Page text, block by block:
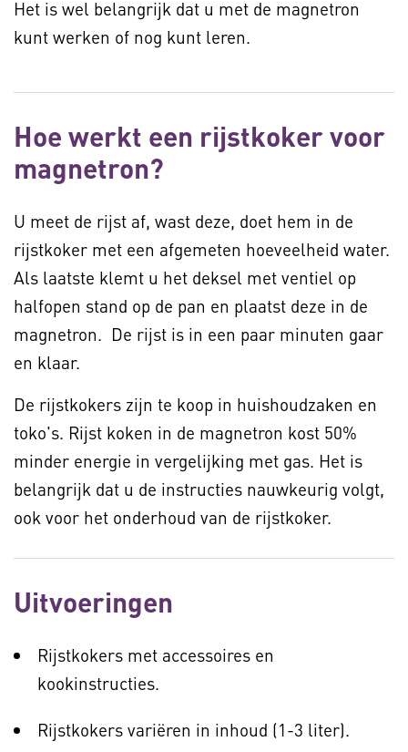
Het is wel belangrijk dat u met de magnetron
kunt werken of nog kunt leren.
Hoe werkt een rijstkoker voor
magnetron?
U meet de rijst af, wast deze, doet hem in de
rijstkoker met een afgemeten hoeveelheid water.
Als laatste klemt u het deksel met ventiel op
halfopen stand op de pan en plaatst deze in de
magnetron. De rijst is in een paar minuten gaar
en klaar.
De rijstkokers zijn te koop in huishoudzaken en
toko's. Rijst koken in de magnetron kost 50%
minder energie in vergelijking met gas. Het is
belangrijk dat u de instructies nauwkeurig volgt,
ook voor het onderhoud van de rijstkoker.
Uitvoeringen
Rijstkokers met accessoires en
kookinstructies.
Rijstkokers variëren in inhoud (1-3 liter).